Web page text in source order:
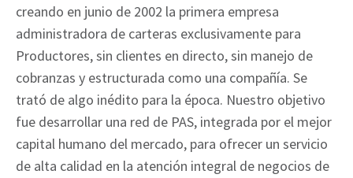
creando en junio de 2002 la primera empresa
administradora de carteras exclusivamente para
Productores, sin clientes en directo, sin manejo de
cobranzas y estructurada como una compañía. Se
trató de algo inédito para la época. Nuestro objetivo
fue desarrollar una red de PAS, integrada por el mejor
capital humano del mercado, para ofrecer un servicio
de alta calidad en la atención integral de negocios de